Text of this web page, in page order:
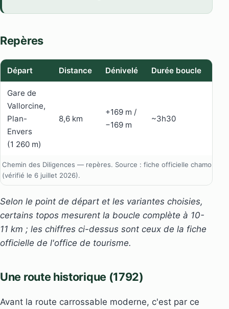
Repères
Chemin des Diligences — repères. Source : fiche officielle
(vérifié le 6 juillet 2026).
Départ Distance Dénivelé Durée boucle
Gare de
Vallorcine,
Plan-
Envers
(1 260 m)
8,6 km
+169 m /
−169 m
~3h30
Selon le point de départ et les variantes choisies,
certains topos mesurent la boucle complète à 10-
11 km ; les chiffres ci-dessus sont ceux de la fiche
officielle de l'office de tourisme.
Une route historique (1792)
Avant la route carrossable moderne, c'est par ce